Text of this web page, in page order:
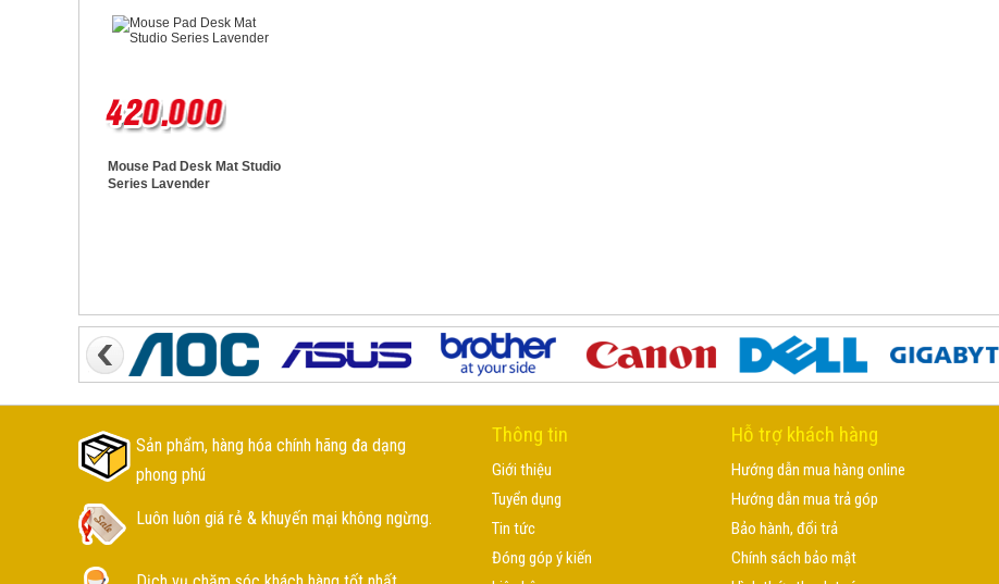
Mouse Pad Desk Mat Studio
Series Lavender
Sản phẩm, hàng hóa chính hãng đa dạng
phong phú
Luôn luôn giá rẻ & khuyến mại không ngừng.
Thông tin
Giới thiệu
Tuyển dụng
Tin tức
Đóng góp ý kiến
Hỗ trợ khách hàng
Hướng dẫn mua hàng online
Hướng dẫn mua trả góp
Bảo hành, đổi trả
Chính sách bảo mật